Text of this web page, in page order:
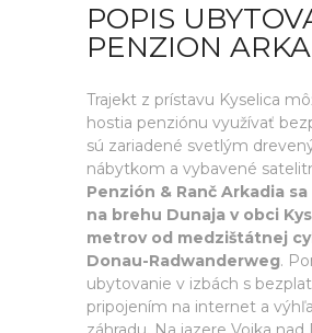
POPIS
PENZION
Trajekt z prístavu Kyselica
hostia penziónu využívať
sú zariadené svetlým
nábytkom a vybavené
Penzión & Ranč Arkadia
na brehu Dunaja v obci
metrov od medzištátnej
Donau-Radwanderweg.
ubytovanie v izbách s
pripojením na internet a